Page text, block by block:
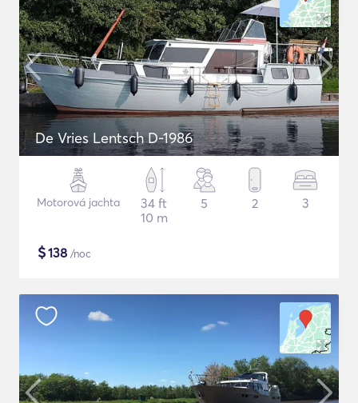
De Vries Lentsch D-1986
Motorová jachta
34 ft
10 m
5 2 3
$138 /noc